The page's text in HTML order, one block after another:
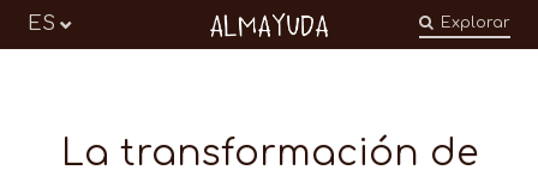
Almayuda Explorar
ES
La transformación de